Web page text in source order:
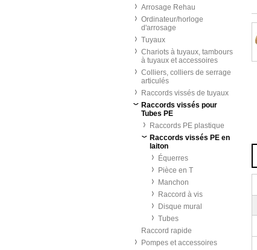
Arrosage Rehau
Ordinateur/horloge
d'arrosage
Tuyaux
Chariots à tuyaux, tambours
à tuyaux et accessoires
Colliers, colliers de serrage
articulés
Raccords vissés de tuyaux
Raccords vissés pour
Tubes PE
Raccords PE plastique
Raccords vissés PE en
laiton
Équerres
Pièce en T
Manchon
Raccord à vis
Disque mural
Tubes
Raccord rapide
Pompes et accessoires